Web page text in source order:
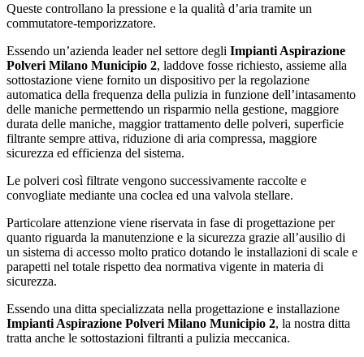
Queste controllano la pressione e la qualità d’aria tramite un
commutatore-temporizzatore.
Essendo un’azienda leader nel settore degli Impianti Aspirazione
Polveri Milano Municipio 2, laddove fosse richiesto, assieme alla
sottostazione viene fornito un dispositivo per la regolazione
automatica della frequenza della pulizia in funzione dell’intasamento
delle maniche permettendo un risparmio nella gestione, maggiore
durata delle maniche, maggior trattamento delle polveri, superficie
filtrante sempre attiva, riduzione di aria compressa, maggiore
sicurezza ed efficienza del sistema.
Le polveri così filtrate vengono successivamente raccolte e
convogliate mediante una coclea ed una valvola stellare.
Particolare attenzione viene riservata in fase di progettazione per
quanto riguarda la manutenzione e la sicurezza grazie all’ausilio di
un sistema di accesso molto pratico dotando le installazioni di scale e
parapetti nel totale rispetto dea normativa vigente in materia di
sicurezza.
Essendo una ditta specializzata nella progettazione e installazione
Impianti Aspirazione Polveri Milano Municipio 2, la nostra ditta
tratta anche le sottostazioni filtranti a pulizia meccanica.